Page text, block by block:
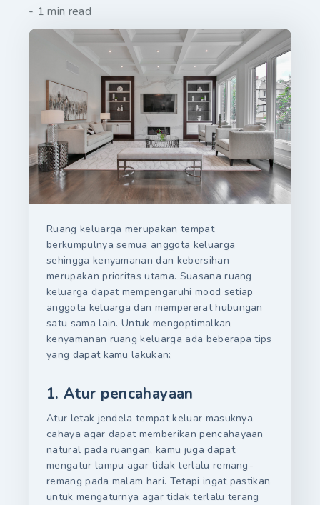
- 1 min read
Ruang keluarga merupakan tempat
berkumpulnya semua anggota keluarga
sehingga kenyamanan dan kebersihan
merupakan prioritas utama. Suasana ruang
keluarga dapat mempengaruhi mood setiap
anggota keluarga dan mempererat hubungan
satu sama lain. Untuk mengoptimalkan
kenyamanan ruang keluarga ada beberapa tips
yang dapat kamu lakukan:
1. Atur pencahayaan
Atur letak jendela tempat keluar masuknya
cahaya agar dapat memberikan pencahayaan
natural pada ruangan. kamu juga dapat
mengatur lampu agar tidak terlalu remang-
remang pada malam hari. Tetapi ingat pastikan
untuk mengaturnya agar tidak terlalu terang